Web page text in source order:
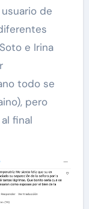
de
e Irina
todo se
pero
final